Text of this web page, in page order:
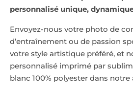
personnalisé unique,
Envoyez-nous votre photo de
d’entraînement ou de passion
votre style artistique préféré, et
personnalisé imprimé par
blanc 100% polyester dans notre